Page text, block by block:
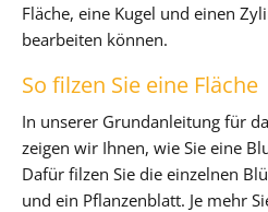
Fläche, eine Kugel und einen
bearbeiten können.
So filzen Sie eine Fläche
In unserer Grundanleitung für
zeigen wir Ihnen, wie Sie eine
Dafür filzen Sie die einzelnen
und ein Pflanzenblatt. Je mehr